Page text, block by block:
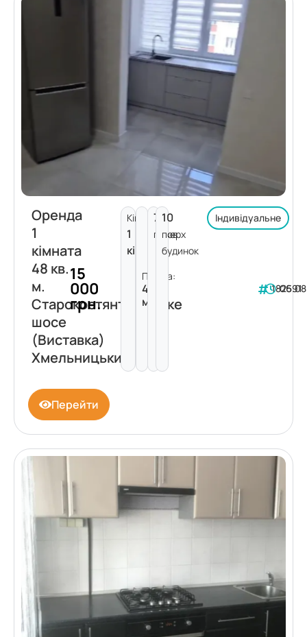
Оренда
1
кімната
48 кв.
м.
Старокостянтинівське
шосе
(Виставка)
Хмельницький
15
000
грн.
Кімнат:
1
кімната
Площа:
48
м²
7
поверх
10
пов.
будинок
Індивідуальне
182591
Перейти